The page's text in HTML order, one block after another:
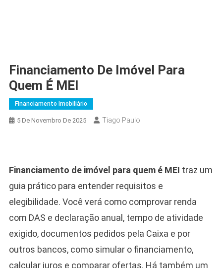
Financiamento De Imóvel Para
Quem É MEI
Financiamento Imobiliário
5 De Novembro De 2025 Tiago Paulo
Financiamento de imóvel para quem é MEI traz um
guia prático para entender requisitos e
elegibilidade. Você verá como comprovar renda
com DAS e declaração anual, tempo de atividade
exigido, documentos pedidos pela Caixa e por
outros bancos, como simular o financiamento,
calcular juros e comparar ofertas. Há também um